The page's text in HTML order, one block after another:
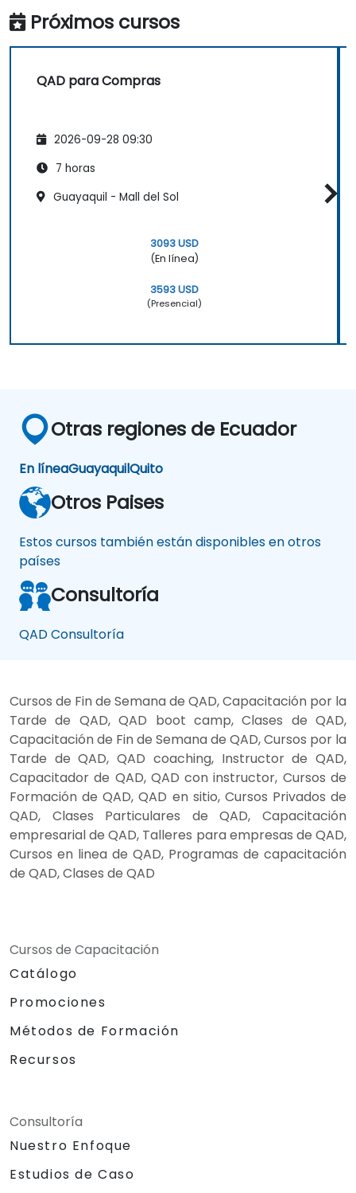
gastos, tiempos de entrega y niveles de
inventario para tomar decisiones
informadas.
Próximos cursos
QAD para Compras
2026-09-28 09:30
7 horas
Guayaquil - Mall del Sol
3093 USD
(En línea)
3593 USD
(Presencial)
Otras regiones de Ecuador
En líneaGuayaquilQuito
Otros Paises
Estos cursos también están disponibles en otros
países
Consultoría
QAD Consultoría
Cursos de Fin de Semana de QAD, Capacitación por la
Tarde de QAD, QAD boot camp, Clases de QAD,
Capacitación de Fin de Semana de QAD, Cursos por la
Tarde de QAD, QAD coaching, Instructor de QAD,
Capacitador de QAD, QAD con instructor, Cursos de
Formación de QAD, QAD en sitio, Cursos Privados de
QAD, Clases Particulares de QAD, Capacitación
empresarial de QAD, Talleres para empresas de QAD,
Cursos en linea de QAD, Programas de capacitación
de QAD, Clases de QAD
Cursos de Capacitación
Catálogo
Promociones
Métodos de Formación
Recursos
Consultoría
Nuestro Enfoque
Estudios de Caso